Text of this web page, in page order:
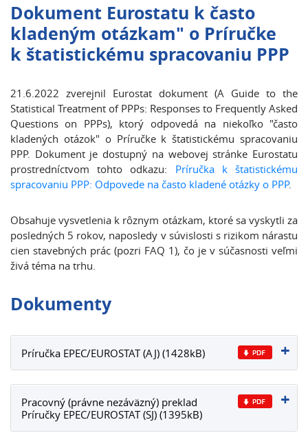
Dokument Eurostatu k často
kladeným otázkam" o Príručke
k štatistickému spracovaniu PPP
21.6.2022 zverejnil Eurostat dokument (A Guide to the
Statistical Treatment of PPPs: Responses to Frequently Asked
Questions on PPPs), ktorý odpovedá na niekoľko "často
kladených otázok" o Príručke k štatistickému spracovaniu
PPP. Dokument je dostupný na webovej stránke Eurostatu
prostredníctvom tohto odkazu: Príručka k štatistickému
spracovaniu PPP: Odpovede na často kladené otázky o PPP.
Obsahuje vysvetlenia k rôznym otázkam, ktoré sa vyskytli za
posledných 5 rokov, naposledy v súvislosti s rizikom nárastu
cien stavebných prác (pozri FAQ 1), čo je v súčasnosti veľmi
živá téma na trhu.
Dokumenty
Príručka EPEC/EUROSTAT (AJ) (1428kB)
Pracovný (právne nezáväzný) preklad
Príručky EPEC/EUROSTAT (SJ) (1395kB)